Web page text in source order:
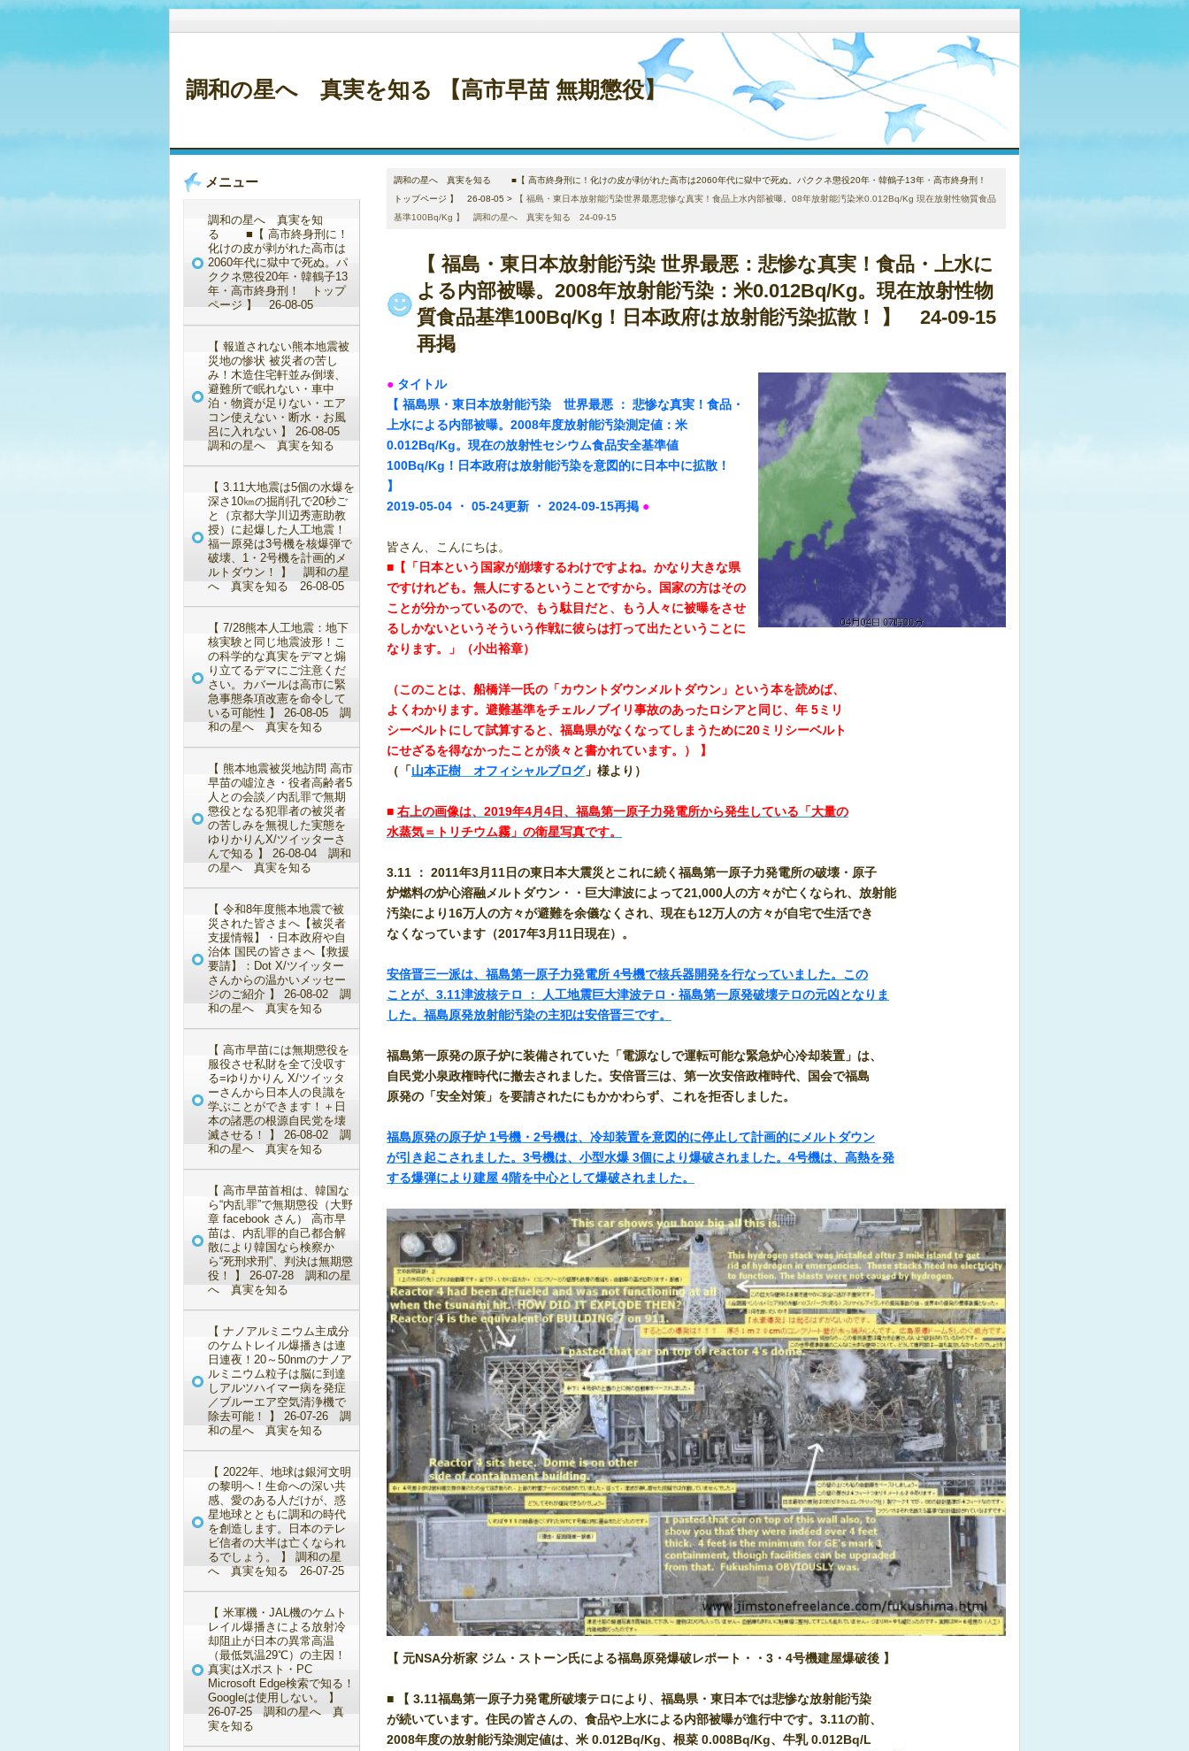
調和の星へ 真実を知る 【高市早苗 無期懲役】
メニュー
調和の星へ 真実を知
る ■【 高市終身刑に！
化けの皮が剥がれた高市は
2060年代に獄中で死ぬ。パ
ククネ懲役20年・韓鶴子13
年・高市終身刑！ トップ
ページ 】 26-08-05
【 報道されない熊本地震被
災地の惨状 被災者の苦し
み！木造住宅軒並み倒壊、
避難所で眠れない・車中
泊・物資が足りない・エア
コン使えない・断水・お風
呂に入れない 】 26-08-05
調和の星へ 真実を知る
【 3.11大地震は5個の水爆を
深さ10㎞の掘削孔で20秒ご
と（京都大学川辺秀憲助教
授）に起爆した人工地震！
福一原発は3号機を核爆弾で
破壊、1・2号機を計画的メ
ルトダウン！ 】 調和の星
へ 真実を知る 26-08-05
【 7/28熊本人工地震：地下
核実験と同じ地震波形！こ
の科学的な真実をデマと煽
り立てるデマにご注意くだ
さい。カバールは高市に緊
急事態条項改憲を命令して
いる可能性 】 26-08-05 調
和の星へ 真実を知る
【 熊本地震被災地訪問 高市
早苗の噓泣き・役者高齢者5
人との会談／内乱罪で無期
懲役となる犯罪者の被災者
の苦しみを無視した実態を
ゆりかりんX/ツイッターさ
んで知る 】 26-08-04 調和
の星へ 真実を知る
【 令和8年度熊本地震で被
災された皆さまへ【被災者
支援情報】・日本政府や自
治体 国民の皆さまへ【救援
要請】：Dot X/ツイッター
さんからの温かいメッセー
ジのご紹介 】 26-08-02 調
和の星へ 真実を知る
【 高市早苗には無期懲役を
服役させ私財を全て没収す
る=ゆりかりん X/ツイッタ
ーさんから日本人の良識を
学ぶことができます！＋日
本の諸悪の根源自民党を壊
滅させる！ 】 26-08-02 調
和の星へ 真実を知る
【 高市早苗首相は、韓国な
ら“内乱罪”で無期懲役（大野
章 facebook さん） 高市早
苗は、内乱罪的自己都合解
散により韓国なら検察か
ら“死刑求刑”、判決は無期懲
役！ 】 26-07-28 調和の星
へ 真実を知る
【 ナノアルミニウム主成分
のケムトレイル爆播きは連
日連夜！20～50nmのナノア
ルミニウム粒子は脳に到達
しアルツハイマー病を発症
／ブルーエア空気清浄機で
除去可能！ 】 26-07-26 調
和の星へ 真実を知る
【 2022年、地球は銀河文明
の黎明へ！生命への深い共
感、愛のある人だけが、惑
星地球とともに調和の時代
を創造します。日本のテレ
ビ信者の大半は亡くなられ
るでしょう。 】 調和の星
へ 真実を知る 26-07-25
【 米軍機・JAL機のケムト
レイル爆播きによる放射冷
却阻止が日本の異常高温
（最低気温29℃）の主因！
真実はXポスト・PC
Microsoft Edge検索で知る！
Googleは使用しない。 】
26-07-25 調和の星へ 真
実を知る
調和の星へ 真実を知る ■【 高市終身刑に！化けの皮が剥がれた高市は2060年代に獄中で死ぬ。パククネ懲役20年・韓鶴子13年・高市終身刑！
トップページ 】 26-08-05 >
【 福島・東日本放射能汚染世界最悪悲惨な真実！食品上水内部被曝。08年放射能汚染米0.012Bq/Kg 現在放射性物質食品
基準100Bq/Kg 】 調和の星へ 真実を知る 24-09-15
【 福島・東日本放射能汚染 世界最悪：悲惨な真実！食品・上水に
よる内部被曝。2008年放射能汚染：米0.012Bq/Kg。現在放射性物
質食品基準100Bq/Kg！日本政府は放射能汚染拡散！ 】 24-09-15
再掲
● タイトル
【 福島県・東日本放射能汚染 世界最悪 ： 悲惨な真実！食品・
上水による内部被曝。2008年度放射能汚染測定値：米
0.012Bq/Kg。現在の放射性セシウム食品安全基準値
100Bq/Kg！日本政府は放射能汚染を意図的に日本中に拡散！
】
2019-05-04 ・ 05-24更新 ・ 2024-09-15再掲 ●
皆さん、こんにちは。
■【「日本という国家が崩壊するわけですよね。かなり大きな県
ですけれども。無人にするということですから。国家の方はその
ことが分かっているので、もう駄目だと、もう人々に被曝をさせ
るしかないというそういう作戦に彼らは打って出たということに
なります。」（小出裕章）
（このことは、船橋洋一氏の「カウントダウンメルトダウン」という本を読めば、
よくわかります。避難基準をチェルノブイリ事故のあったロシアと同じ、年 5ミリ
シーベルトにして試算すると、福島県がなくなってしまうために20ミリシーベルト
にせざるを得なかったことが淡々と書かれています。） 】
（「山本正樹 オフィシャルブログ」様より）
■ 右上の画像は、2019年4月4日、福島第一原子力発電所から発生している「大量の
水蒸気＝トリチウム霧」の衛星写真です。
3.11 ： 2011年3月11日の東日本大震災とこれに続く福島第一原子力発電所の破壊・原子
炉燃料の炉心溶融メルトダウン・・巨大津波によって21,000人の方々が亡くなられ、放射能
汚染により16万人の方々が避難を余儀なくされ、現在も12万人の方々が自宅で生活でき
なくなっています（2017年3月11日現在）。
安倍晋三一派は、福島第一原子力発電所 4号機で核兵器開発を行なっていました。この
ことが、3.11津波核テロ
： 人工地震巨大津波テロ・福島第一原発破壊テロの元凶となりま
した。福島原発放射能汚染の主犯は安倍晋三です。
福島第一原発の原子炉に装備されていた「電源なしで運転可能な緊急炉心冷却装置」は、
自民党小泉政権時代に撤去されました。 安倍晋三は、 第一次安倍政権時代、国会で福島
原発の「安全対策」を要請されたにもかかわらず、これを拒否しました。
福島原発の原子炉 1号機・2号機は、冷却装置を意図的に停止して計画的にメルトダウン
が引き起こされました。 3号機は、小型水爆 3個により爆破されました。 4号機は、高熱を発
する爆弾により建屋 4階を中心として爆破されました。
【 元NSA分析家 ジム・ストーン氏による福島原発爆破レポート・・3・4号機建屋爆破後 】
■ 【 3.11福島第一原子力発電所破壊テロにより、福島県・東日本では悲惨な放射能汚染
が続いています。住民の皆さんの、食品や上水による内部被曝が進行中です。3.11の前、
2008年度の放射能汚染測定値は、米 0.012Bq/Kg、根菜 0.008Bq/Kg、牛乳 0.012Bq/L